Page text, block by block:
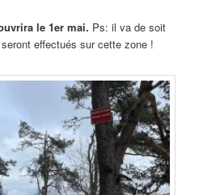
le 1er mai. Ps: il va de soit
effectués sur cette zone !